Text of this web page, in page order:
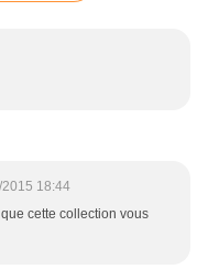
18:44
cette collection vous